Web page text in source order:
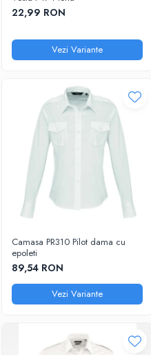
JACHETE DE LUCRU
PANTALONI DE LUCRU
JACHETE VATUITE
INDUSTRIA ALIMENTARA
GENUNCHIERE
IMBRACAMINTE ANTICHIMICA |
MULTIRISC
CAMASI
FESURI, SEPCI, CAPISOANE
FLEECE
22,99 RON
Vezi Variante
Camasa PR310 Pilot dama cu
epoleti
89,54 RON
Vezi Variante